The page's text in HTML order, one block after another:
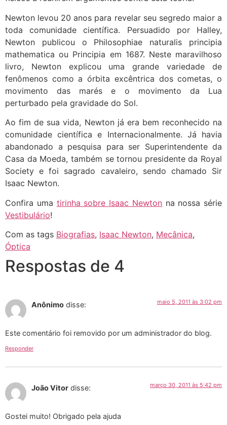
Newton levou 20 anos para revelar seu segredo maior a
toda comunidade científica. Persuadido por Halley,
Newton publicou o Philosophiae naturalis principia
mathematica ou Principia em 1687. Neste maravilhoso
livro, Newton explicou uma grande variedade de
fenômenos como a órbita excêntrica dos cometas, o
movimento das marés e o movimento da Lua
perturbado pela gravidade do Sol.
Ao fim de sua vida, Newton já era bem reconhecido na
comunidade científica e Internacionalmente. Já havia
abandonado a pesquisa para ser Superintendente da
Casa da Moeda, também se tornou presidente da Royal
Society e foi sagrado cavaleiro, sendo chamado Sir
Isaac Newton.
Confira uma tirinha sobre Isaac Newtonna nossa série
Vestibulário!
Com as tags Biografias, Isaac Newton, Mecânica,
Óptica
Respostas de 4
Anônimo disse: maio 5, 2011 às 3:02 pm
Este comentário foi removido por um administrador do blog.
Responder
João Vitor disse: março 30, 2011 às 5:42 pm
Gostei muito! Obrigado pela ajuda